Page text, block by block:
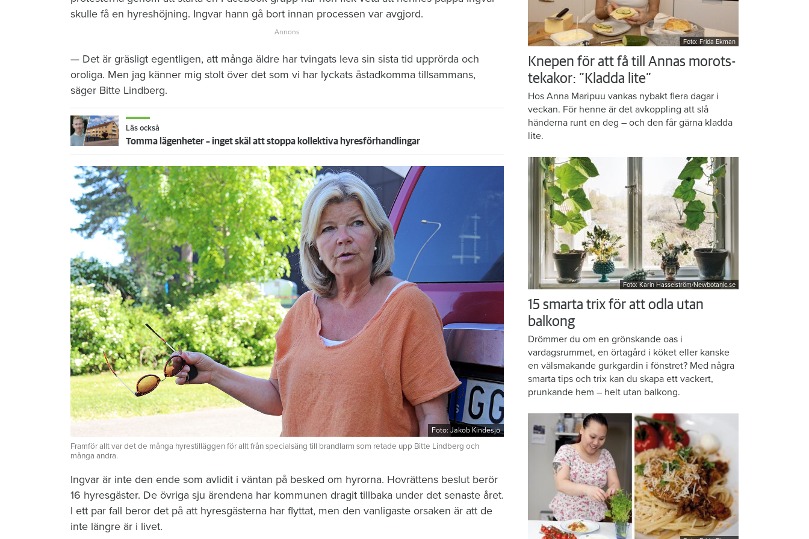
skulle få en hyreshöjning. Ingvar hann gå bort innan processen var avgjord.
— Det är gräsligt egentligen, att många äldre har tvingats leva sin sista tid upprörda och
oroliga. Men jag känner mig stolt över det som vi har lyckats åstadkomma tillsammans,
säger Bitte Lindberg.
Läs också
Tomma lägenheter – inget skäl att stoppa kollektiva hyresförhandlingar
Foto: Jakob Kindesjö
Framför allt var det de många hyrestilläggen för allt från specialsäng till brandlarm som retade upp Bitte Lindberg och
många andra.
Ingvar är inte den ende som avlidit i väntan på besked om hyrorna. Hovrättens beslut berör
16 hyresgäster. De övriga sju ärendena har kommunen dragit tillbaka under det senaste året.
I ett par fall beror det på att hyresgästerna har flyttat, men den vanligaste orsaken är att de
inte längre är i livet.
Foto: Frida Ekman
Knepen för att få till Annas morots-
tekakor: ”Kladda lite”
Hos Anna Maripuu vankas nybakt flera dagar i
veckan. För henne är det avkoppling att slå
händerna runt en deg – och den får gärna kladda
lite.
Foto: Karin Hasselström/Newbotanic.se
15 smarta trix för att odla utan
balkong
Drömmer du om en grönskande oas i
vardagsrummet, en örtagård i köket eller kanske
en välsmakande gurkgardin i fönstret? Med några
smarta tips och trix kan du skapa ett vackert,
prunkande hem – helt utan balkong.